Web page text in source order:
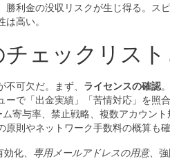
利金の没収リスクが生じ得る。ス
高い。
ェックリス
可欠だ。まず、 ライセンスの確認
で「出金実績」「苦情対応」を照合
寄与率、禁止戦略、複数アカウン
則やネットワーク手数料の概算も確
化、 専用メールアドレスの用意、